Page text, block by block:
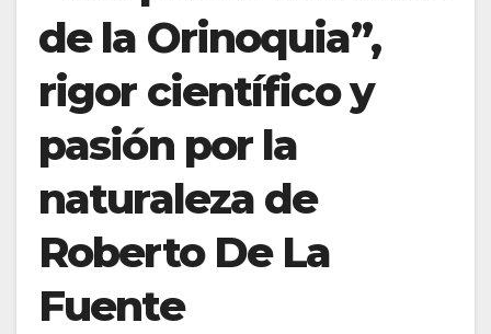
de la Orinoquia”,
rigor científico y
pasión por la
naturaleza de
Roberto De La
Fuente